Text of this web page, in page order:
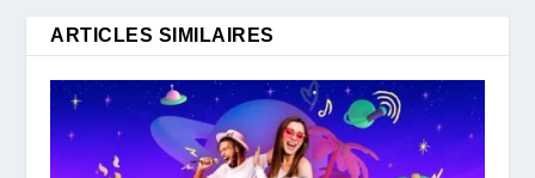
ARTICLES SIMILAIRES